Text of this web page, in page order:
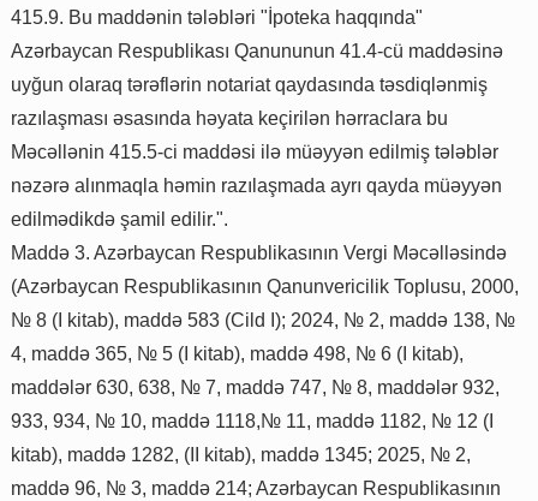
415.9. Bu maddənin tələbləri "İpoteka haqqında"
Azərbaycan Respublikası Qanununun 41.4-cü maddəsinə
uyğun olaraq tərəflərin notariat qaydasında təsdiqlənmiş
razılaşması əsasında həyata keçirilən hərraclara bu
Məcəllənin 415.5-ci maddəsi ilə müəyyən edilmiş tələblər
nəzərə alınmaqla həmin razılaşmada ayrı qayda müəyyən
edilmədikdə şamil edilir.".
Maddə 3. Azərbaycan Respublikasının Vergi Məcəlləsində
(Azərbaycan Respublikasının Qanunvericilik Toplusu, 2000,
№ 8 (I kitab), maddə 583 (Cild I); 2024, № 2, maddə 138, №
4, maddə 365, № 5 (I kitab), maddə 498, № 6 (I kitab),
maddələr 630, 638, № 7, maddə 747, № 8, maddələr 932,
933, 934, № 10, maddə 1118,№ 11, maddə 1182, № 12 (I
kitab), maddə 1282, (II kitab), maddə 1345; 2025, № 2,
maddə 96, № 3, maddə 214; Azərbaycan Respublikasının